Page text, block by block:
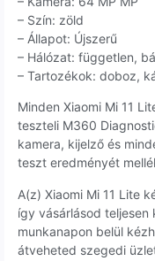
– Szín: zöld
– Állapot: Újszerű
– Hálózat: független,
– Tartozékok: doboz,
Minden Xiaomi Mi 11
teszteli M360
kamera, kijelző és
teszt eredményét
A(z) Xiaomi Mi 11 Lite
így vásárlásod teljesen
munkanapon belül
átveheted szegedi